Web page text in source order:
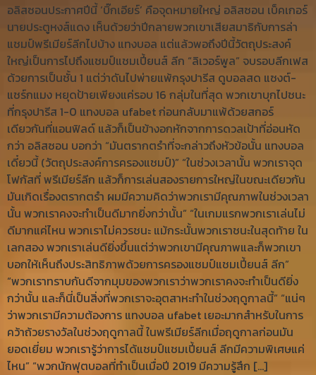
อลิสซอนประกาศปีนี้ ‘บิ๊กเอียร์’ คือจุดหมายใหญ่ อลิสซอน เบ็คเกอร์
นายประตูหงส์แดง เห็นด้วยว่าปีกลายพวกเขาเสียสมาธิกับการล่า
แชมป์พรีเมียร์ลีกไปบ้าง แทงบอล แต่แล้วพอถึงปีนี้วัตถุประสงค์
ใหญ่เป็นการไปถึงแชมป์แชมเปี้ยนส์ ลีก “ลิเวอร์พูล” จบรอบลีกเฟส
ด้วยการเป็นชั้น 1 แต่ว่าดันไปพ่ายแพ้กรุงปารีส ดูบอลสด แซงต์-
แชร์กแมง หยุดป้ายเพียงแค่รอบ 16 กลุ่มในที่สุด พวกเขาบุกไปชนะ
ที่กรุงปารีส 1-0 แทงบอล ufabet ก่อนกลับมาแพ้ด้วยสกอร์
เดียวกันที่แอนฟิลด์ แล้วก็เป็นข้างอกหักจากการดวลเป้าที่อ่อนหัด
กว่า อลิสซอน บอกว่า “มันตรากตรำที่จะกล่าวถึงหัวข้อนั้น แทงบอล
เดี๋ยวนี้ (วัตถุประสงค์การครองแชมป์)” “ในช่วงเวลานั้น พวกเราจุด
โฟกัสที่ พรีเมียร์ลีก แล้วก็การเล่นสองรายการใหญ่ในขณะเดียวกัน
มันเกิดเรื่องตรากตรำ ผมมีความคิดว่าพวกเรามีคุณภาพในช่วงเวลา
นั้น พวกเราคงจะทำเป็นดีมากยิ่งกว่านั้น” “ในเกมแรกพวกเราเล่นไม่
ดีมากแค่ไหน พวกเราไม่ควรชนะ แม้กระนั้นพวกเราชนะในสุดท้าย ใน
เลกสอง พวกเราเล่นดียิ่งขึ้นแต่ว่าพวกเขามีคุณภาพและก็พวกเขา
บอกให้เห็นถึงประสิทธิภาพด้วยการครองแชมป์แชมเปี้ยนส์ ลีก”
“พวกเราทราบกันดีจากมุมของพวกเราว่าพวกเราคงจะทำเป็นดียิ่ง
กว่านั้น และก็นี่เป็นสิ่งที่พวกเราจะอุตสาหะทำในช่วงฤดูกาลนี้” “แน่ๆ
ว่าพวกเรามีความต้องการ แทงบอล ufabet เยอะมากสำหรับในการ
คว้าถ้วยรางวัลในช่วงฤดูกาลนี้ ในพรีเมียร์ลีกเมื่อฤดูกาลก่อนมัน
ยอดเยี่ยม พวกเรารู้ว่าการได้แชมป์แชมเปี้ยนส์ ลีกมีความพิเศษแค่
ไหน” “พวกนักฟุตบอลที่ทำเป็นเมื่อปี 2019 มีความรู้สึก […]